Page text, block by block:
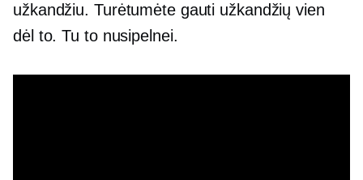
užkandžiu. Turėtumėte gauti užkandžių vien
dėl to. Tu to nusipelnei.